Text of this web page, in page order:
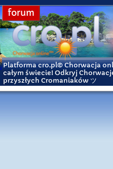
forum
Platforma cro.pl© Chorwacja
całym świecie! Odkryj
przyszłych Cromaniaków ツ